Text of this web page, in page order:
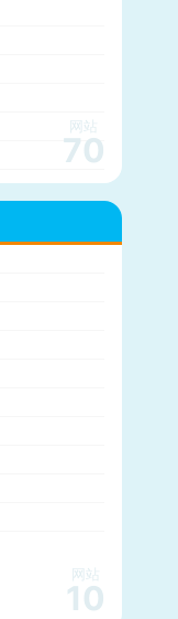
网站
70
网站
10